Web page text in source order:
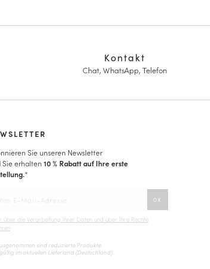
Kontakt
Chat, WhatsApp, Telefon
Sie unseren Newsletter
Sie erhalten 10 % Rabatt auf Ihre erste
*
über die Verarbeitung Ihrer Daten und über Ihre Rechte
sind reduzierte Produkte.
im aktuellen Lieferland (Deutschland).